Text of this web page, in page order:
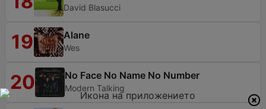
David Blasucci
19 Alane
Wes
20 No Face No Name No Number
Modern Talking